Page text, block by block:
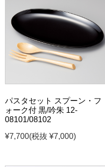
パスタセット スプーン・フ
ォーク付 黒/吟朱 12-
08101/08102
¥7,700(税抜 ¥7,000)